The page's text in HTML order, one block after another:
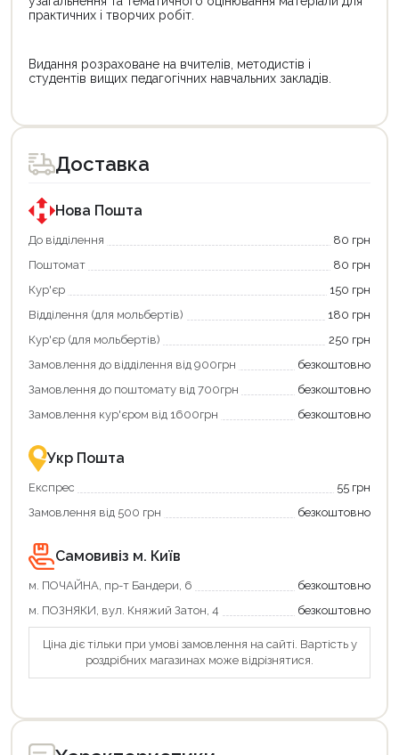
практичних і творчих робіт.
Видання розраховане на вчителів, методистів і
студентів вищих педагогічних навчальних закладів.
товар
для
покупки
державною
програмою
єКнига.
Використовуйте
карту
щоб
зекономити
та
отримати
переваги!
картою
єКнига
–
зручно
та
товар
для
покупки
державною
програмою
«Національний
кешбек».
покупку
«Національний
кешбек»
та
отримуйте
повернення
Економте
більше
разом
державною
підтримкою!
Доставка
Нова Пошта
До відділення
80 грн
Поштомат
80 грн
Кур'єр
150 грн
Відділення (для мольбертів)
180 грн
Кур'єр (для мольбертів)
250 грн
Замовлення до відділення від 900грн
безкоштовно
Замовлення до поштомату від 700грн
безкоштовно
Замовлення кур'єром від 1600грн
безкоштовно
Укр Пошта
Експрес
55 грн
Замовлення від 500 грн
безкоштовно
Самовивіз м. Київ
м. ПОЧАЙНА, пр-т Бандери, 6
безкоштовно
м. ПОЗНЯКИ, вул. Княжий Затон, 4
безкоштовно
Ціна діє тільки при умові замовлення на сайті. Вартість у
роздрібних магазинах може відрізнятися.